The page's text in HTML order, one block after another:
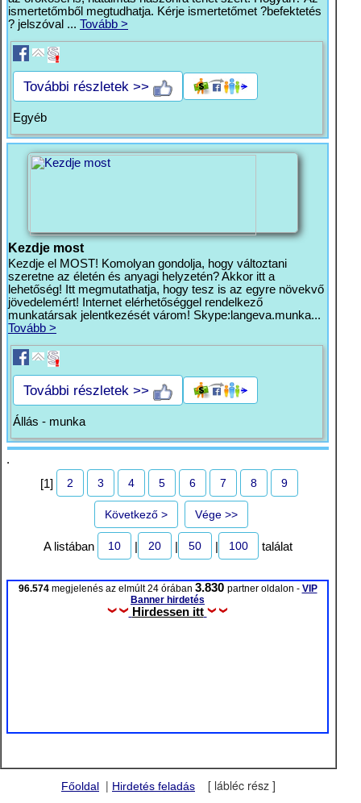
ismertetőmből megtudhatja. Kérje ismertetőmet ?befektetés
? jelszóval ... Tovább >
További részletek >>
Egyéb
Kezdje most
Kezdje el MOST! Komolyan gondolja, hogy változtani
szeretne az életén és anyagi helyzetén? Akkor itt a
lehetőség! Itt megmutathatja, hogy tesz is az egyre növekvő
jövedelemért! Internet elérhetőséggel rendelkező
munkatársak jelentkezését várom! Skype:langeva.munka...
Tovább >
További részletek >>
Állás - munka
.
[1]
2 3 4 5 6 7 8 9
Következő > Vége >>
A listában 10 20 50 100 találat
96.574megjelenés az elmúlt 24 órában 3.830 partner oldalon - VIP
Banner hirdetés
Hirdessen itt
Főoldal | Hirdetés feladás [ lábléc rész ]